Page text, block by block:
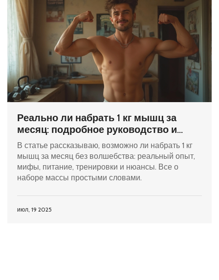
Реально ли набрать 1 кг мышц за
месяц: подробное руководство и
советы
В статье рассказываю, возможно ли набрать 1 кг
мышц за месяц без волшебства: реальный опыт,
мифы, питание, тренировки и нюансы. Все о
наборе массы простыми словами.
июл, 19 2025